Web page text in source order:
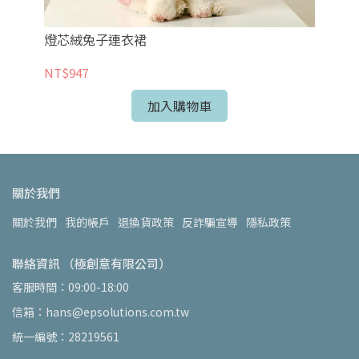
燈芯絨兔子連衣裙
NT$947
加入購物車
關於我們
關於我們 我的帳戶 退換貨政策 反詐騙宣導 隱私政策
聯絡資訊 （極創意有限公司）
客服時間：09:00-18:00
信箱：hans@epsolutions.com.tw
統一編號：28219561